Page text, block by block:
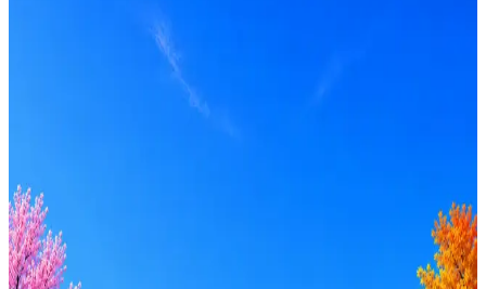
Оффер быстрее с Эйч